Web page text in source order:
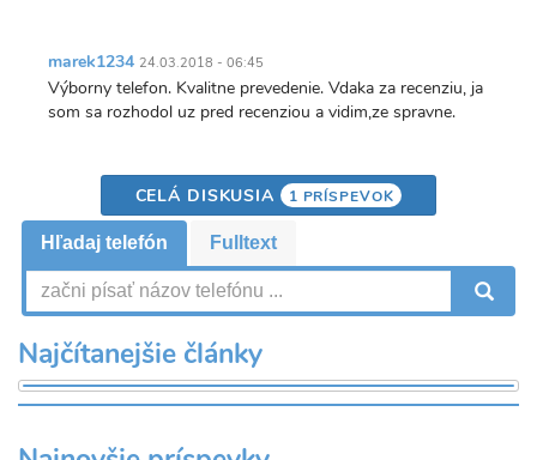
marek1234 24.03.2018 - 06:45
Výborny telefon. Kvalitne prevedenie. Vdaka za recenziu, ja
som sa rozhodol uz pred recenziou a vidim,ze spravne.
CELÁ DISKUSIA 1 PRÍSPEVOK
Hľadaj telefón Fulltext
Najčítanejšie články